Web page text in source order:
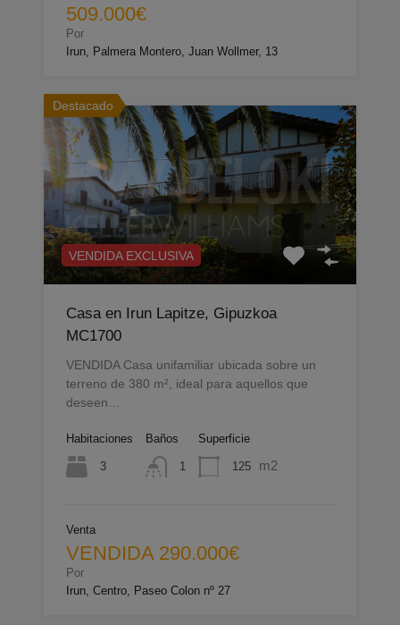
509.000€
Por
Irun, Palmera Montero, Juan Wollmer, 13
Destacado
VENDIDA EXCLUSIVA
Casa en Irun Lapitze, Gipuzkoa
MC1700
VENDIDA Casa unifamiliar ubicada sobre un
terreno de 380 m², ideal para aquellos que
deseen…
Habitaciones
3
Baños
1
Superficie
125 m2
Venta
VENDIDA 290.000€
Por
Irun, Centro, Paseo Colon nº 27